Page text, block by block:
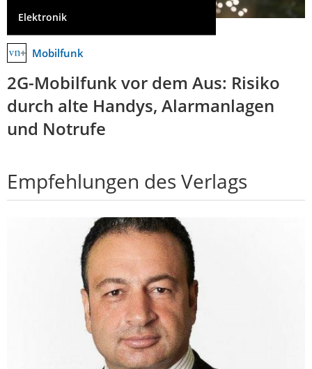
Elektronik
Mobilfunk
2G-Mobilfunk vor dem Aus: Risiko
durch alte Handys, Alarmanlagen
und Notrufe
Empfehlungen des Verlags